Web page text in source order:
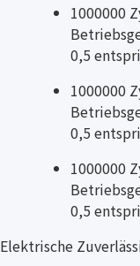
1000000
0,5
1000000
0,5
1000000
0,5
Elektrische